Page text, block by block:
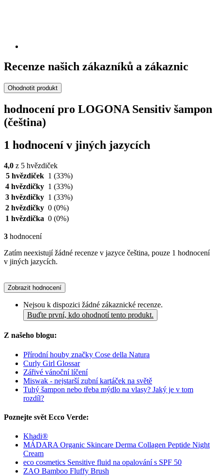
Recenze našich zákazníků a zákaznic
Ohodnotit produkt
hodnocení pro LOGONA Sensitiv šampon
(čeština)
1 hodnocení v jiných jazycích
4,0 z 5 hvězdiček
5 hvězdiček 1 (33%)
4 hvězdičky 1 (33%)
3 hvězdičky 1 (33%)
2 hvězdičky 0 (0%)
1 hvězdička 0 (0%)
3 hodnocení
Zatím neexistují žádné recenze v jazyce čeština, pouze 1 hodnocení
v jiných jazycích.
Zobrazit hodnocení
Nejsou k dispozici žádné zákaznické recenze.
Buďte první, kdo ohodnotí tento produkt.
Z našeho blogu:
Přírodní houby značky Cose della Natura
Curly Girl Glossar
Zářivé vánoční líčení
Miswak - nejstarší zubní kartáček na světě
Tuhý šampon nebo třeba mýdlo na vlasy? Jaký je v tom
rozdíl?
Poznejte svět Ecco Verde:
Khadi®
MÁDARA Organic Skincare Derma Collagen Peptide Night
Cream
eco cosmetics Sensitive fluid na opalování s SPF 50
ZAO Bamboo Fluffy Brush